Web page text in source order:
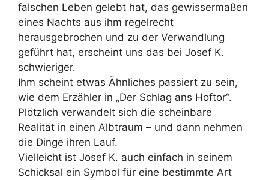
falschen Leben gelebt hat, das gewissermaßen
eines Nachts aus ihm regelrecht
herausgebrochen und zu der Verwandlung
geführt hat, erscheint uns das bei Josef K.
schwieriger.
Ihm scheint etwas Ähnliches passiert zu sein,
wie dem Erzähler in „Der Schlag ans Hoftor“.
Plötzlich verwandelt sich die scheinbare
Realität in einen Albtraum – und dann nehmen
die Dinge ihren Lauf.
Vielleicht ist Josef K. auch einfach in seinem
Schicksal ein Symbol für eine bestimmte Art